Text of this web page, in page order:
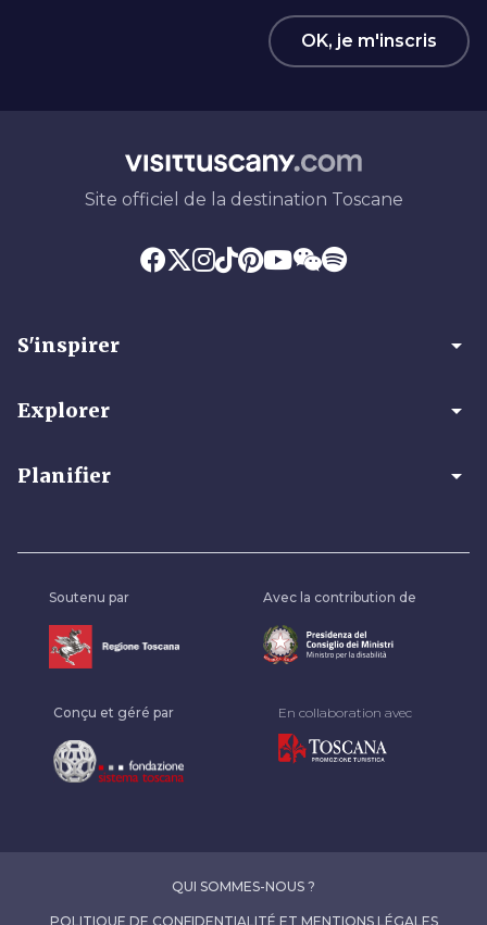
OK, je m'inscris
Site officiel de la destination Toscane
S'inspirer arrow_drop_down
Explorer arrow_drop_down
Planifier arrow_drop_down
Soutenu par Avec la contribution de
Conçu et géré par En collaboration avec
QUI SOMMES-NOUS ?
POLITIQUE DE CONFIDENTIALITÉ ET MENTIONS LÉGALES